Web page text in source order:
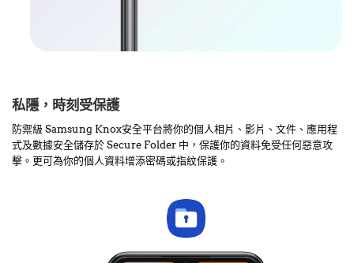
私隱，時刻受保護
防禦級 Samsung Knox安全平台將你的個人相片、影片、文件、應用程
式及數據安全儲存於 Secure Folder 中，保護你的資料免受任何惡意攻
擊。更可為你的個人資料增添密碼或指紋保護。